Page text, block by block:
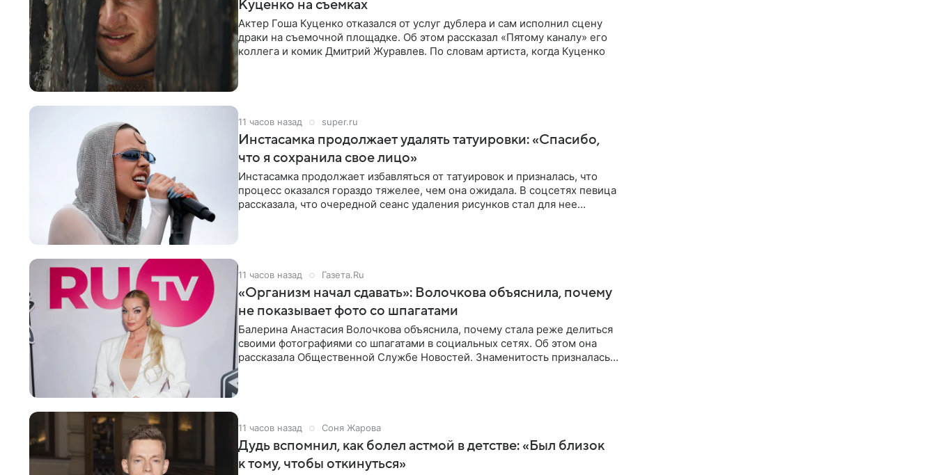
Куценко на съемках
Актер Гоша Куценко отказался от услуг дублера и сам исполнил сцену
драки на съемочной площадке. Об этом рассказал «Пятому каналу» его
коллега и комик Дмитрий Журавлев. По словам артиста, когда Куценко
11 часов назад super.ru
Инстасамка продолжает удалять татуировки: «Спасибо,
что я сохранила свое лицо»
Инстасамка продолжает избавляться от татуировок и призналась, что
процесс оказался гораздо тяжелее, чем она ожидала. В соцсетях певица
рассказала, что очередной сеанс удаления рисунков стал для нее
11 часов назад Газета.Ru
«Организм начал сдавать»: Волочкова объяснила, почему
не показывает фото со шпагатами
Балерина Анастасия Волочкова объяснила, почему стала реже делиться
своими фотографиями со шпагатами в социальных сетях. Об этом она
рассказала Общественной Службе Новостей. Знаменитость призналась,
11 часов назад Соня Жарова
Дудь вспомнил, как болел астмой в детстве: «Был близок
к тому, чтобы откинуться»